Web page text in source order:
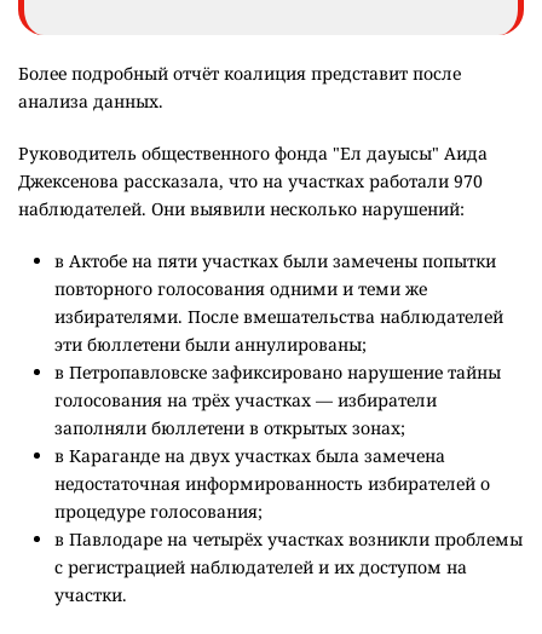
Более подробный отчёт коалиция представит после
анализа данных.
Руководитель общественного фонда "Ел дауысы" Аида
Джексенова рассказала, что на участках работали 970
наблюдателей. Они выявили несколько нарушений:
в Актобе на пяти участках были замечены попытки
повторного голосования одними и теми же
избирателями. После вмешательства наблюдателей
эти бюллетени были аннулированы;
в Петропавловске зафиксировано нарушение тайны
голосования на трёх участках — избиратели
заполняли бюллетени в открытых зонах;
в Караганде на двух участках была замечена
недостаточная информированность избирателей о
процедуре голосования;
в Павлодаре на четырёх участках возникли проблемы
с регистрацией наблюдателей и их доступом на
участки.